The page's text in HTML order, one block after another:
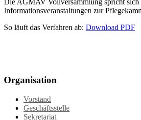
Die AGMAV Vollversammlung spricht sich
Informationsveranstaltungen zur
So läuft das Verfahren ab: Download PDF
Organisation
Vorstand
Geschäftsstelle
Sekretariat